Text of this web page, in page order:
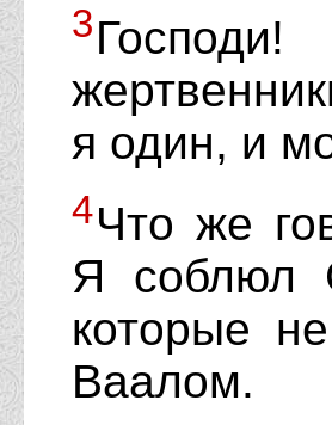
3
я один, и
4Что же
Я соблюл
которые
Ваалом.